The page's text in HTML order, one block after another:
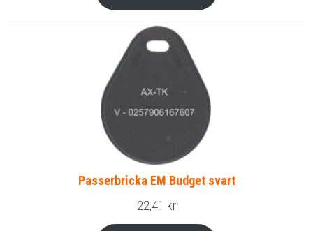
Passerbricka EM Budget svart
22,41 kr